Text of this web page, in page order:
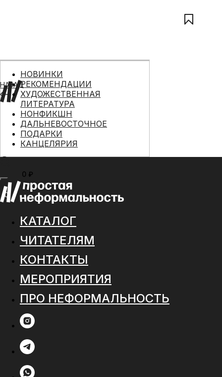
0 ₽
МЕНЮ
0
НАЗАД
НОВИНКИ
РЕКОМЕНДАЦИИ
ХУДОЖЕСТВЕННАЯ
ЛИТЕРАТУРА
НОНФИКШН
ДАЛЬНЕВОСТОЧНОЕ
ПОДАРКИ
КАНЦЕЛЯРИЯ
КАТАЛОГ
ЧИТАТЕЛЯМ
КОНТАКТЫ
МЕРОПРИЯТИЯ
ПРО НЕФОРМАЛЬНОСТЬ